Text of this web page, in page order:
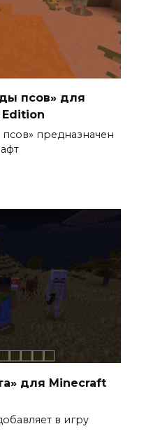
псов» для
предназначен
для Minecraft
в игру